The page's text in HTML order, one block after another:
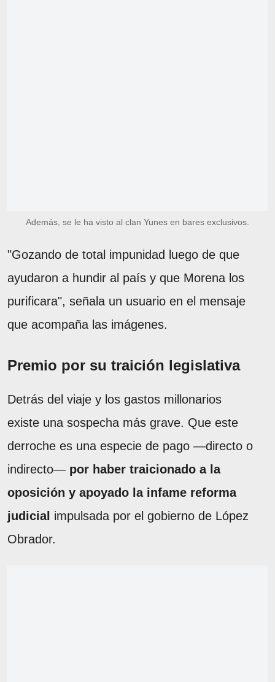
Además, se le ha visto al clan Yunes en bares exclusivos.
"Gozando de total impunidad luego de que
ayudaron a hundir al país y que Morena los
purificara", señala un usuario en el mensaje
que acompaña las imágenes.
Premio por su traición legislativa
Detrás del viaje y los gastos millonarios
existe una sospecha más grave. Que este
derroche es una especie de pago —directo o
indirecto— por haber traicionado a la
oposición y apoyado la infame reforma
judicial impulsada por el gobierno de López
Obrador.